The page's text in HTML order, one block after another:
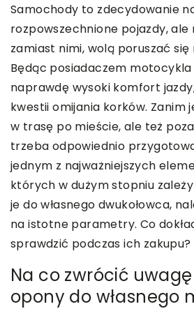
Samochody to zdecydowanie
rozpowszechnione pojazdy, ale
zamiast nimi, wolą poruszać
Będąc posiadaczem
naprawdę wysoki komfort
kwestii omijania korków. Zanim
w trasę po mieście, ale też
trzeba odpowiednio
jednym z najważniejszych
których w dużym stopniu
je do własnego dwukołowca,
na istotne parametry. Co
sprawdzić podczas ich zakupu?
Na co zwrócić
opony do własnego